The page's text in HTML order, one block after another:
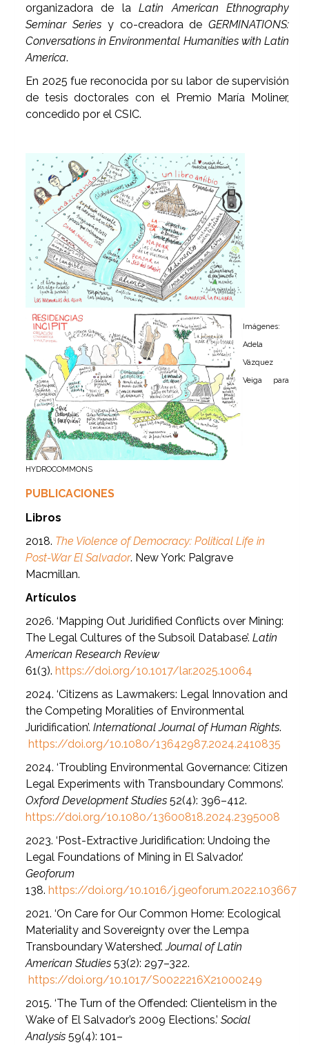
organizadora de laLatin American Ethnography
Seminar Seriesy co-creadora deGERMINATIONS:
Conversations in Environmental Humanities with Latin
America.
En 2025 fue reconocida por su labor de supervisión
de tesis doctorales con el Premio María Moliner,
concedido por el CSIC.
Imágenes:
Adela
Vázquez
Veiga para
HYDROCOMMONS
PUBLICACIONES
Libros
2018. The Violence of Democracy: Political Life in
Post-War El Salvador. New York: Palgrave
Macmillan.
Artículos
2026. ‘Mapping Out Juridified Conflicts over Mining:
The Legal Cultures of the Subsoil Database’.Latin
American Research Review
61(3). https://doi.org/10.1017/lar.2025.10064
2024. ‘Citizens as Lawmakers: Legal Innovation and
the Competing Moralities of Environmental
Juridification’.International Journal of Human Rights.
https://doi.org/10.1080/13642987.2024.2410835
2024. ‘Troubling Environmental Governance: Citizen
Legal Experiments with Transboundary Commons’.
Oxford Development Studies 52(4): 396–412.
https://doi.org/10.1080/13600818.2024.2395008
2023. ‘Post-Extractive Juridification: Undoing the
Legal Foundations of Mining in El Salvador.’
Geoforum
138. https://doi.org/10.1016/j.geoforum.2022.103667
2021. ‘On Care for Our Common Home: Ecological
Materiality and Sovereignty over the Lempa
Transboundary Watershed’.Journal of Latin
American Studies 53(2): 297–322.
https://doi.org/10.1017/S0022216X21000249
2015. ‘The Turn of the Offended: Clientelism in the
Wake of El Salvador’s 2009 Elections.’Social
Analysis 59(4): 101–